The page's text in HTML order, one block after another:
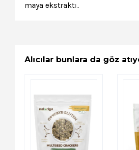
maya ekstraktı.
Alıcılar bunlara da göz